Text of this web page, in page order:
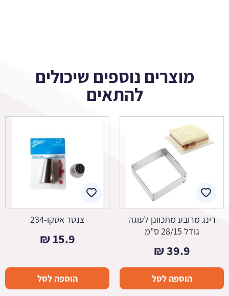
מוצרים נוספים שיכולים
להתאים
רינג מרובע מתכוונן לעוגה
גודל 28/15 ס"מ
39.9
₪
הוספה לסל
צנטר אטקו-234
15.9
₪
הוספה לסל